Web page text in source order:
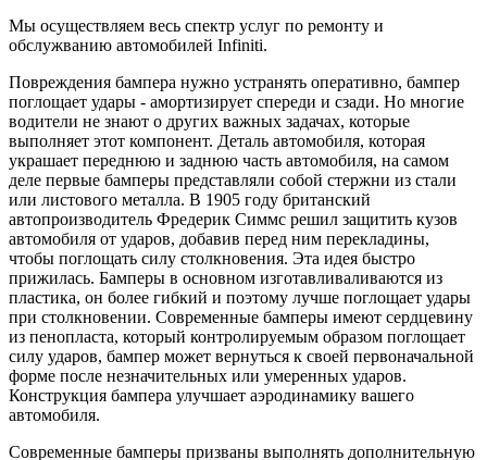
Мы осуществляем весь спектр услуг по ремонту и
обслужванию автомобилей Infiniti.
Повреждения бампера нужно устранять оперативно, бампер
поглощает удары - амортизирует спереди и сзади. Но многие
водители не знают о других важных задачах, которые
выполняет этот компонент. Деталь автомобиля, которая
украшает переднюю и заднюю часть автомобиля, на самом
деле первые бамперы представляли собой стержни из стали
или листового металла. В 1905 году британский
автопроизводитель Фредерик Симмс решил защитить кузов
автомобиля от ударов, добавив перед ним перекладины,
чтобы поглощать силу столкновения. Эта идея быстро
прижилась. Бамперы в основном изготавливаливаются из
пластика, он более гибкий и поэтому лучше поглощает удары
при столкновении. Современные бамперы имеют сердцевину
из пенопласта, который контролируемым образом поглощает
силу ударов, бампер может вернуться к своей первоначальной
форме после незначительных или умеренных ударов.
Конструкция бампера улучшает аэродинамику вашего
автомобиля.
Современные бамперы призваны выполнять дополнительную